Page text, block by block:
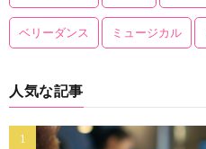
ベリーダンス ミュージカル
人気な記事